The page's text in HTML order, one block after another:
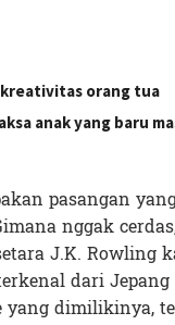
kreativitas orang tua
anak yang baru
pasangan
nggak
J.K. Rowling
dari
yang dimilikinya,